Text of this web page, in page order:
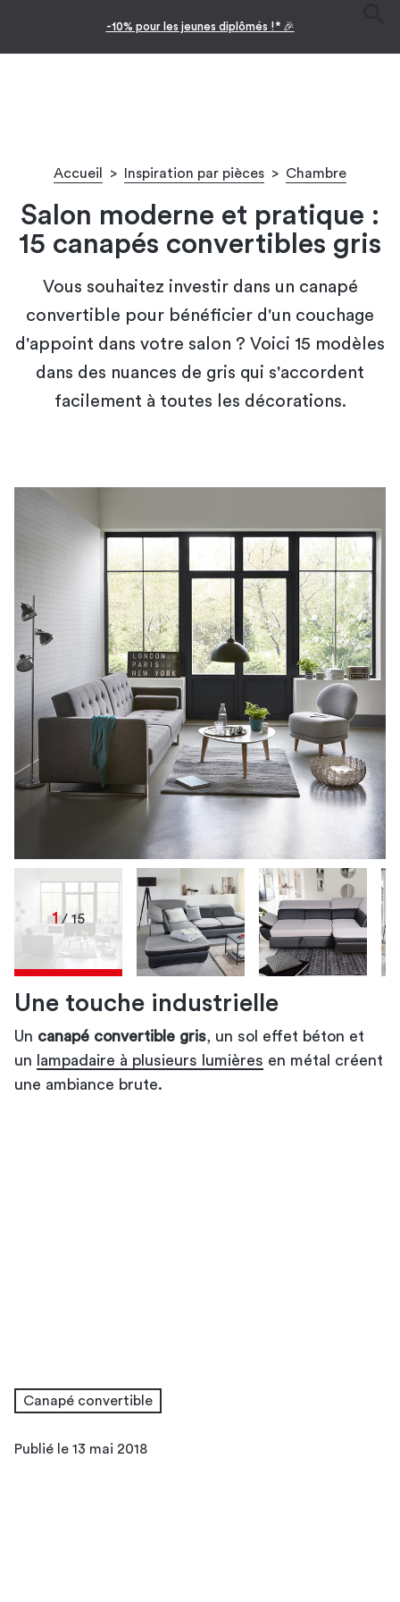
-10% pour les jeunes diplômés !* 🎉
Accueil > Inspiration par pièces > Chambre
Salon moderne et pratique :
15 canapés convertibles gris
Vous souhaitez investir dans un canapé
convertible pour bénéficier d'un couchage
d'appoint dans votre salon ? Voici 15 modèles
dans des nuances de gris qui s'accordent
facilement à toutes les décorations.
1/ 15
Une touche industrielle
Un canapé convertible gris, un sol effet béton et
un
lampadaire à plusieurs lumières en métal créent
une ambiance brute.
canapé convertible gris relax
coussins déco
canapé convertible gris et noir
canapé convertible gris clair
canapé
convertible bleu-gris
canapé
convertible gris
canapé convertible gris
canapé convertible gris
canapé convertible gris
canapé convertible gris
canapé convertible gris
canapé convertible
gris
canapé convertible gris en cuir
canapé convertible gris
canapé convertible gris
Canapé convertible
Publié le 13 mai 2018